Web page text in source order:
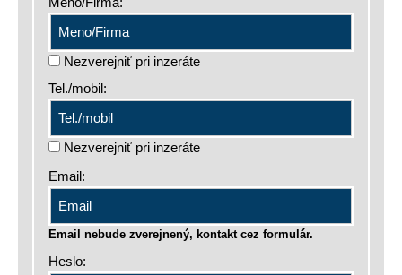
Nezverejniť pri inzeráte
Tel./mobil:
Nezverejniť pri inzeráte
Email:
Email nebude zverejnený, kontakt cez formulár.
Heslo: